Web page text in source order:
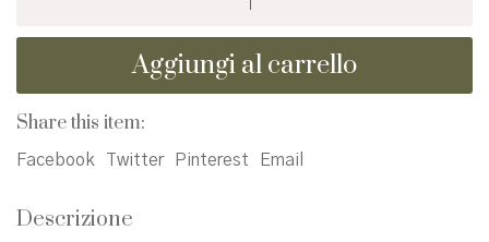
sulla
Aggiungi al carrello
Share this item:
Facebook Twitter Pinterest Email
Descrizione